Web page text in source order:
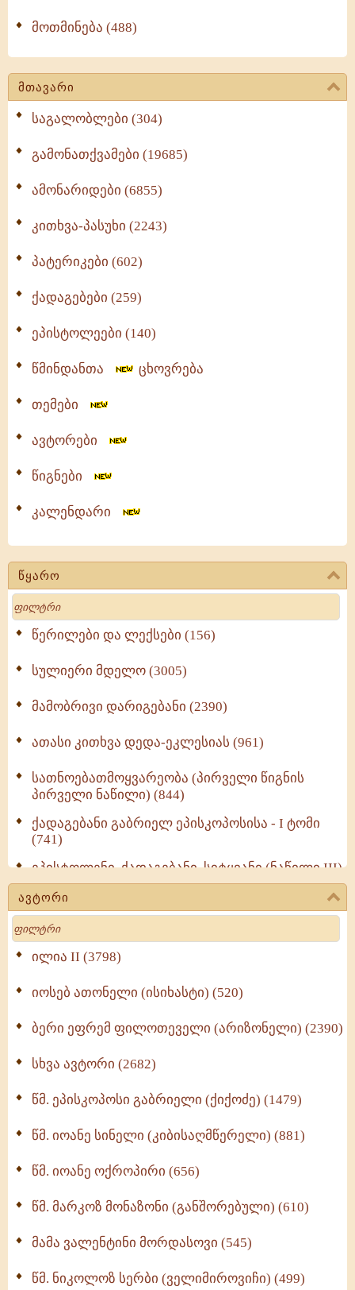
მოთმინება (488)
მთავარი
საგალობლები (304)
გამონათქვამები (19685)
ამონარიდები (6855)
კითხვა-პასუხი (2243)
პატერიკები (602)
ქადაგებები (259)
ეპისტოლეები (140)
წმინდანთა ცხოვრება
თემები
ავტორები
წიგნები
კალენდარი
წყარო
Search
წერილები და ლექსები (156)
სულიერი მდელო (3005)
მამობრივი დარიგებანი (2390)
ათასი კითხვა დედა-ეკლესიას (961)
სათნოებათმოყვარეობა (პირველი წიგნის
პირველი ნაწილი) (844)
ქადაგებანი გაბრიელ ეპისკოპოსისა - I ტომი
(741)
ეპისტოლენი, ქადაგებანი, სიტყვანი (ნაწილი III)
(723)
მოძღვრის ძალზე სასარგებლო რჩევები
მრევლისათვის (545)
Wisdomge (514)
ქადაგებანი გაბრიელ ეპისკოპოსისა - II ტომი
სულიერი ცხოვრების სახელმძღვანელო -
ნაწილი II (369)
ავტორი
Search
ილია II (3798)
იოსებ ათონელი (ისიხასტი) (520)
ბერი ეფრემ ფილოთეველი (არიზონელი) (2390)
სხვა ავტორი (2682)
წმ. ეპისკოპოსი გაბრიელი (ქიქოძე) (1479)
წმ. იოანე სინელი (კიბისაღმწერელი) (881)
წმ. იოანე ოქროპირი (656)
წმ. მარკოზ მონაზონი (განშორებული) (610)
მამა ვალენტინი მორდასოვი (545)
წმ. ნიკოლოზ სერბი (ველიმიროვიჩი) (499)